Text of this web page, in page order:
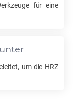
für eine
um die HRZ